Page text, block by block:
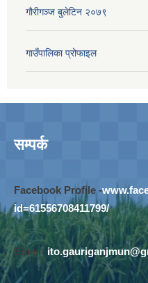
गौरीगञ्‍ज बुलेटिन २०७९
गाउँपालिका प्रोफाइल
सम्पर्क
Facebook Profile -
id=61556708411799/
Email-